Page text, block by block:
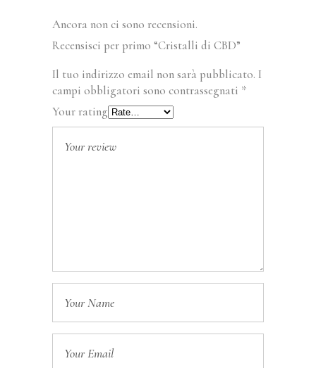
Ancora non ci sono recensioni.
Recensisci per primo “Cristalli di CBD”
Il tuo indirizzo email non sarà pubblicato. I
campi obbligatori sono contrassegnati *
Your rating